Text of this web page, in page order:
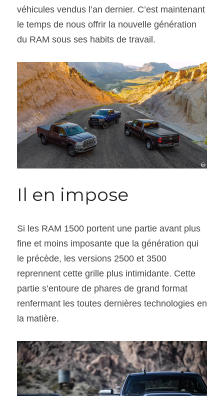
véhicules vendus l’an dernier. C’est maintenant
le temps de nous offrir la nouvelle génération
du RAM sous ses habits de travail.
Il en impose
Si les RAM 1500 portent une partie avant plus
fine et moins imposante que la génération qui
le précède, les versions 2500 et 3500
reprennent cette grille plus intimidante. Cette
partie s’entoure de phares de grand format
renfermant les toutes dernières technologies en
la matière.